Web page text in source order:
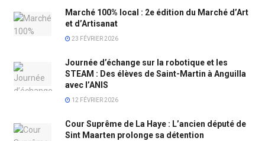
Marché 100% local : 2e édition du Marché d’Art
et d’Artisanat
23 FÉVRIER 2026
Journée d’échange sur la robotique et les
STEAM : Des élèves de Saint-Martin à Anguilla
avec l’ANIS
12 FÉVRIER 2026
Cour Suprême de La Haye : L’ancien député de
Sint Maarten prolonge sa détention